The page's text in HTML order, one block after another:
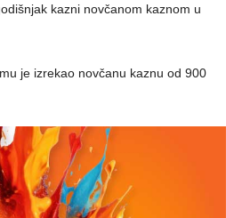
kazni novčanom kaznom u
je izrekao novčanu kaznu od 900